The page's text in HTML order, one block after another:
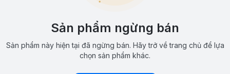
Sản phẩm ngừng bán
Sản phẩm này hiện tại đã ngừng bán. Hãy trở về trang chủ để lựa
chọn sản phẩm khác.